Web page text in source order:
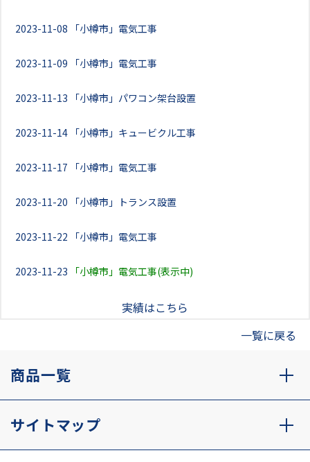
2023-11-08 「小樽市」電気工事
2023-11-09 「小樽市」電気工事
2023-11-13 「小樽市」パワコン架台設置
2023-11-14 「小樽市」キュービクル工事
2023-11-17 「小樽市」電気工事
2023-11-20 「小樽市」トランス設置
2023-11-22 「小樽市」電気工事
2023-11-23 「小樽市」電気工事(表示中)
実績はこちら
一覧に戻る
商品一覧
サイトマップ